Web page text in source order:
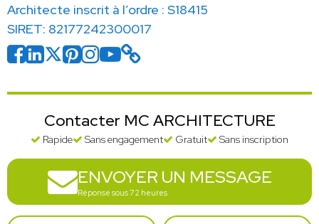
Architecte inscrit à l’ordre : S18415
SIRET: 82177242300017
Contacter MC ARCHITECTURE
Rapide Sans engagement Gratuit Sans inscription
ENVOYER UN MESSAGE
Réponse sous 72 heures